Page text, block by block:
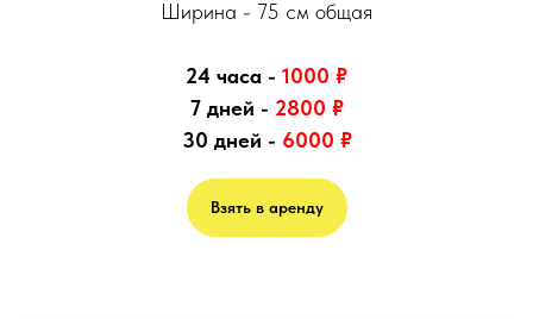
Ширина - 75 см общая
24 часа - 1000 ₽
7 дней - 2800 ₽
30 дней - 6000 ₽
Взять в аренду